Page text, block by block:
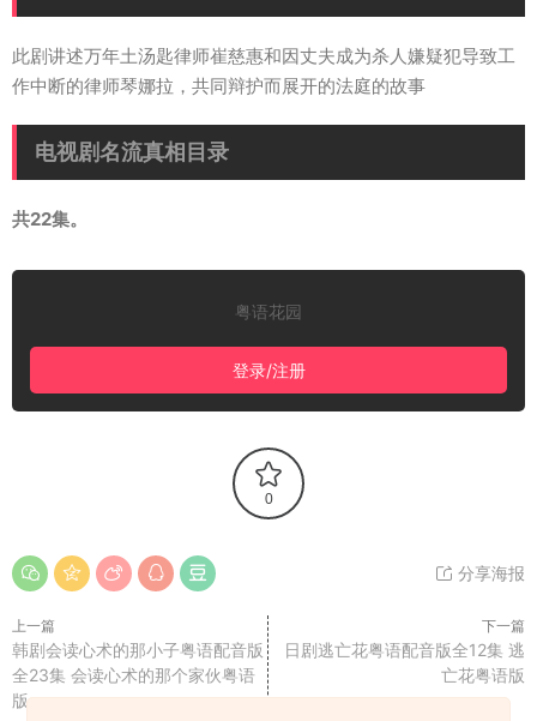
此剧讲述万年土汤匙律师崔慈惠和因丈夫成为杀人嫌疑犯导致工
作中断的律师琴娜拉，共同辩护而展开的法庭的故事
电视剧名流真相目录
共22集。
粤语花园
登录/注册
0
分享海报
上一篇
韩剧会读心术的那小子粤语配音版
全23集 会读心术的那个家伙粤语
版
下一篇
日剧逃亡花粤语配音版全12集 逃
亡花粤语版